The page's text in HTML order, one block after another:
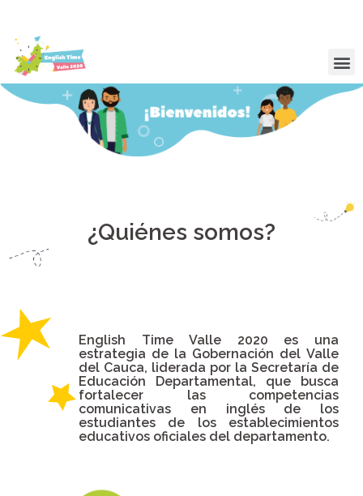
¿Quiénes somos?
English Time Valle 2020 es una
estrategia de la Gobernación del Valle
del Cauca, liderada por la Secretaría de
Educación Departamental, que busca
fortalecer las competencias
comunicativas en inglés de los
estudiantes de los establecimientos
educativos oficiales del departamento.